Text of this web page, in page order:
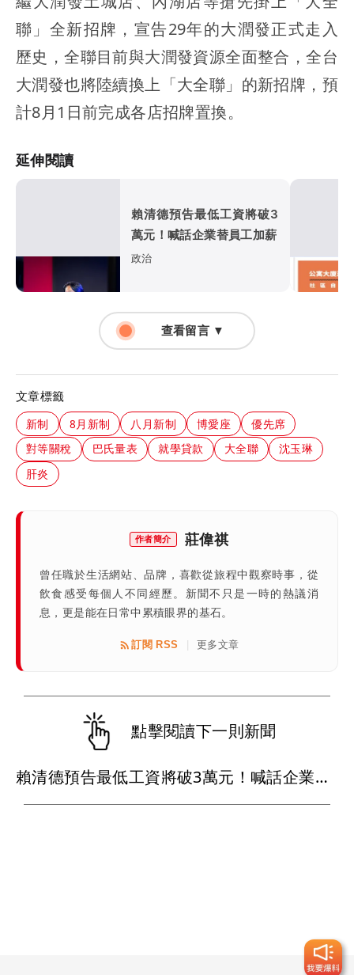
聯」全新招牌，宣告29年的大潤發正式走入
歷史，全聯目前與大潤發資源全面整合，全台
大潤發也將陸續換上「大全聯」的新招牌，預
計8月1日前完成各店招牌置換。
延伸閱讀
賴清德預告最低工資將破3
萬元！喊話企業替員工加薪
政治
查看留言 ▼
文章標籤
新制 8月新制 八月新制 博愛座
優先席
對等關稅
巴氏量表 就學貸款 大全聯
沈玉琳
肝炎
作者簡介 莊偉祺
曾任職於生活網站、品牌，喜歡從旅程中觀察時事，從
飲食感受每個人不同經歷。新聞不只是一時的熱議消
息，更是能在日常中累積眼界的基石。
訂閱 RSS 更多文章
點擊閱讀下一則新聞
賴清德預告最低工資將破3萬元！喊話企業替員工加薪